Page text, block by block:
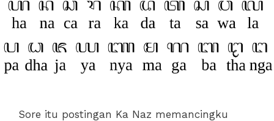
Sore itu postingan Ka Naz memancingku